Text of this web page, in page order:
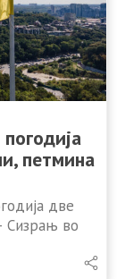
петмина
две
Сизрањ во
Во